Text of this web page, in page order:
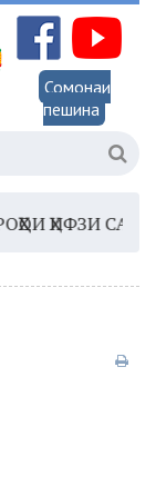
Сомонаи
пешина
ҲИФЗИ